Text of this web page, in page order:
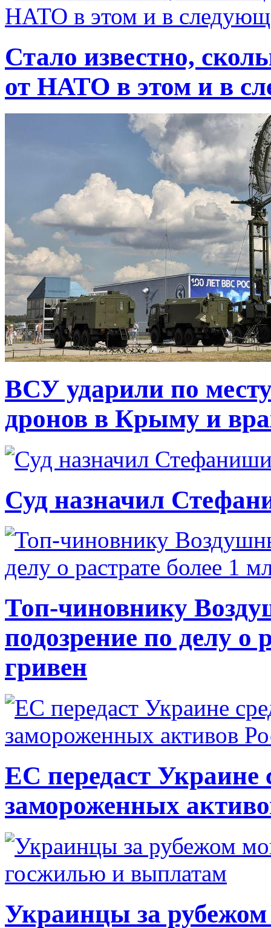
Стало известно,
от НАТО в этом и в
ВСУ ударили по
дронов в Крыму и
Суд назначил
Топ-чиновнику
подозрение по делу о
гривен
ЕС передаст Украине
замороженных
Украинцы за рубежом